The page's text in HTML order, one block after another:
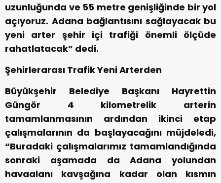
uzunluğunda ve 55 metre genişliğinde bir yol
açıyoruz. Adana bağlantısını sağlayacak bu
yeni arter şehir içi trafiği önemli ölçüde
rahatlatacak” dedi.
Şehirlerarası Trafik Yeni Arterden
Büyükşehir Belediye Başkanı Hayrettin
Güngör 4 kilometrelik arterin
tamamlanmasının ardından ikinci etap
çalışmalarının da başlayacağını müjdeledi,
“Buradaki çalışmalarımız tamamlandığında
sonraki aşamada da Adana yolundan
havaalanı kavşağına kadar olan kısmın